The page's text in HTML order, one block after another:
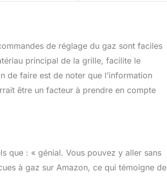
de réglage du gaz sont faciles
principal de la grille, facilite le
de faire est de noter que l’information
être un facteur à prendre en compte
que : « génial. Vous pouvez y aller sans
à gaz sur Amazon, ce qui témoigne de